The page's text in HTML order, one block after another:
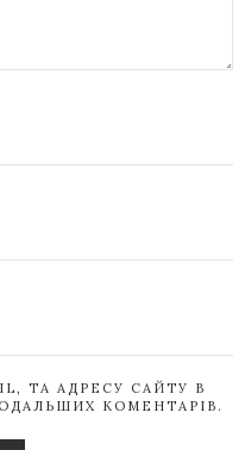
ТА АДРЕСУ САЙТУ В
КОМЕНТАРІВ.